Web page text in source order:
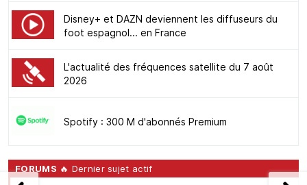
Disney+ et DAZN deviennent les diffuseurs du
foot espagnol... en France
L'actualité des fréquences satellite du 7 août
2026
Spotify : 300 M d'abonnés Premium
FORUMS 🔥 Dernier sujet actif